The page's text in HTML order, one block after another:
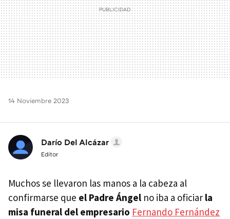
14 Noviembre 2023
Darío Del Alcázar
Editor
Muchos se llevaron las manos a la cabeza al
confirmarse que el Padre Ángel no iba a oficiar la
misa funeral del empresario Fernando Fernández